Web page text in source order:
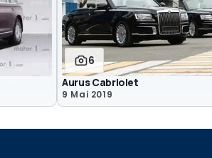
6
Aurus Cabriolet
9 Mai 2019